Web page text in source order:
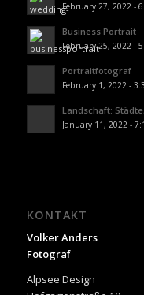
February 27, 2022 -
Business Portrait
February 25, 2022 -
Portraitfotograf
February 1, 2022 -
Landschaft:
January 11, 2022 -
KONTAKT
Volker Anders
Fotograf
Alpsee Design